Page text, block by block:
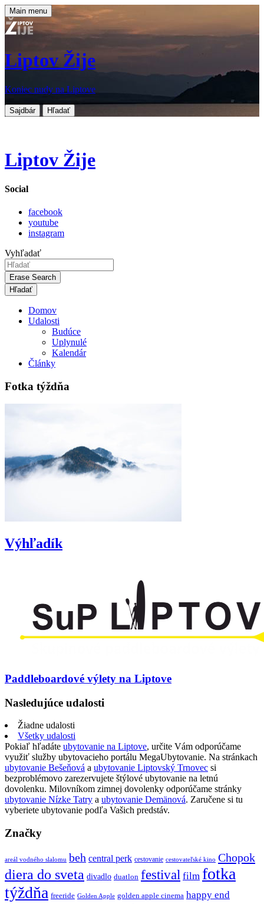
Main menu
Liptov Žije
Koniec nudy na Liptove
Sajdbár Hľadať
Liptov Žije
Social
facebook
youtube
instagram
Vyhľadať
Erase Search
Domov
Udalosti
Budúce
Uplynulé
Kalendár
Články
Fotka týždňa
Výhľadík
Paddleboardové výlety na Liptove
Nasledujúce udalosti
Žiadne udalosti
Všetky udalosti
Pokiaľ hľadáte ubytovanie na Liptove, určite Vám odporúčame
využiť služby ubytovacieho portálu MegaUbytovanie. Na stránkach
ubytovanie Bešeňová a ubytovanie Liptovský Trnovec si
bezproblémovo zarezervujete štýlové ubytovanie na letnú
dovolenku. Milovníkom zimnej dovolenky odporúčame stránky
ubytovanie Nízke Tatry a ubytovanie Demänová. Zaručene si tu
vyberiete ubytovanie podľa Vašich predstáv.
Značky
areál vodného slalomu beh central perk cestovanie cestovateľské kino Chopok
diera do sveta divadlo duatlon festival film fotka
týždňa freeride Golden Apple golden apple cinema happy end